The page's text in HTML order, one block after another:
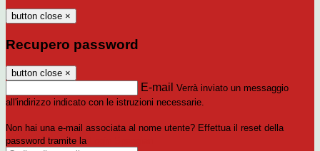
button close ×
Recupero password
button close ×
E-mail Verrà inviato un messaggio
all'indirizzo indicato con le istruzioni necessarie.
Non hai una e-mail associata al nome utente? Effettua il reset della
password tramite la